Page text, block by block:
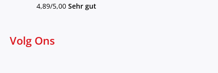
4,89/5,00 Sehr gut
Volg Ons